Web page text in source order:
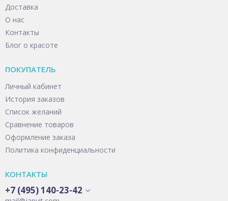
Доставка
О нас
Контакты
Блог о красоте
ПОКУПАТЕЛЬ
Личный кабинет
История заказов
Список желаний
Сравнение товаров
Оформление заказа
Политика конфиденциальности
КОНТАКТЫ
+7 (495) 140-23-42